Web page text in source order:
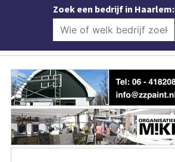
Zoek een bedrijf in Haarlem: